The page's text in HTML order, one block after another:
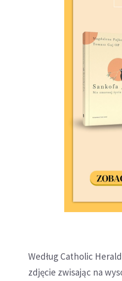
Według Catholic
zdjęcie zwisając na